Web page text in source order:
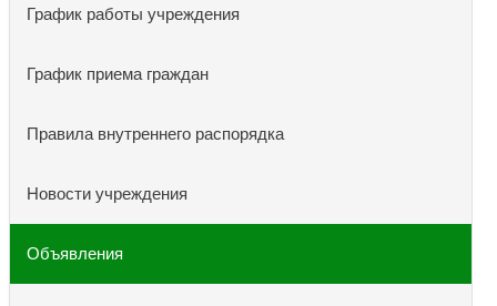
График работы учреждения
График приема граждан
Правила внутреннего распорядка
Новости учреждения
Объявления